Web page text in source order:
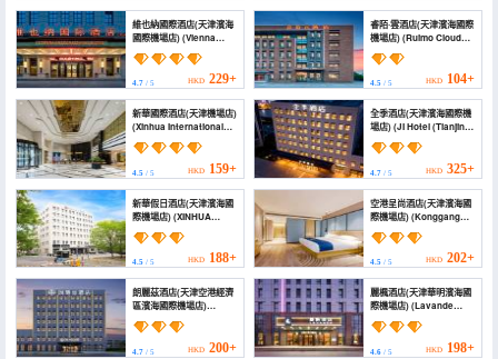
維也納國際酒店(天津濱海
國際機場店) (Vienna
International Hotel)
4.7 / 5 HKD 229+
睿陌·雲酒店(天津濱海國際
機場店) (Ruimo Cloud
Hotel (Tianjin Binhai
International Airport
store))
4.5/ 5 HKD 104+
新華國際酒店(天津機場店)
(Xinhua International
Hotel (Tianjin Airport))
4.5 / 5 HKD 159+
全季酒店(天津濱海國際機
場店) (JI Hotel (Tianjin
Binhai International
Airport))
4.7/ 5 HKD 325+
新華假日酒店(天津濱海國
際機場店) (XINHUA
Holiday Hotel)
4.5 / 5 HKD 188+
空港呈尚酒店(天津濱海國
際機場店) (Konggang
Chengshang Hotel)
4.5/ 5 HKD 202+
朗麗茲酒店(天津空港經濟
區濱海國際機場店)
(Palace Hotel (Tianjin
International Airport))
4.7 / 5 HKD 200+
麗楓酒店(天津華明濱海國
際機場店) (Lavande
Hotel (Tianjin Huaming
Binhai International
4.6/ 5 HKD 198+